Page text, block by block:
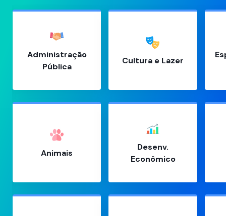
Administração
Pública
Animais
Cultura e Lazer
Desenv.
Econômico